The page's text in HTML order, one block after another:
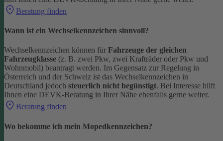
Beratung finden
Wann ist ein Wechselkennzeichen sinnvoll?
Wechselkennzeichen können für Fahrzeuge der gleichen
Fahrzeugklasse (z. B. zwei Pkw, zwei Krafträder oder Pkw und
Wohnmobil) beantragt werden. Im Gegensatz zur Regelung in
Österreich und der Schweiz ist das Wechselkennzeichen in
Deutschland jedoch steuerlich nicht begünstigt. Bei Interesse hilft
Ihnen eine DEVK-Beratung in Ihrer Nähe ebenfalls gerne weiter.
Beratung finden
Wo bekomme ich mein Mopedkennzeichen?